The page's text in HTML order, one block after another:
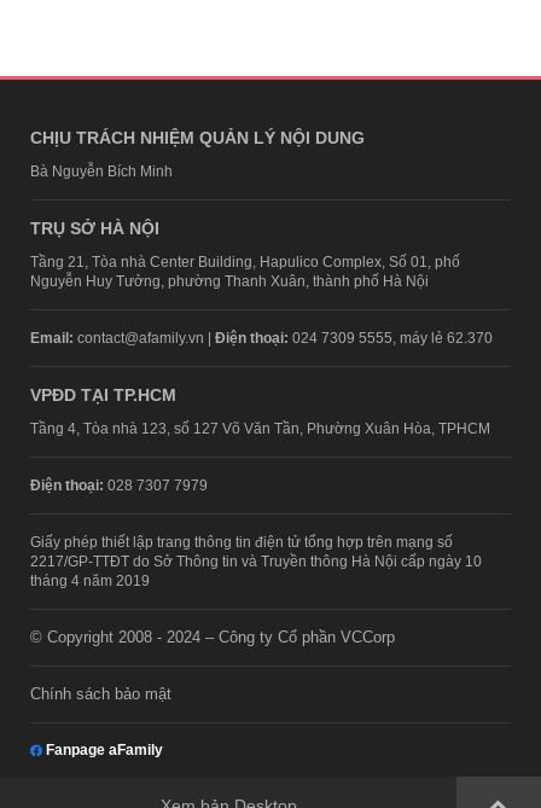
CHỊU TRÁCH NHIỆM QUẢN LÝ NỘI DUNG
Bà Nguyễn Bích Minh
TRỤ SỞ HÀ NỘI
Tầng 21, Tòa nhà Center Building, Hapulico Complex, Số 01, phố
Nguyễn Huy Tưởng, phường Thanh Xuân, thành phố Hà Nội
Email: contact@afamily.vn | Điện thoại: 024 7309 5555, máy lẻ 62.370
VPĐD TẠI TP.HCM
Tầng 4, Tòa nhà 123, số 127 Võ Văn Tần, Phường Xuân Hòa, TPHCM
Điện thoại: 028 7307 7979
Giấy phép thiết lập trang thông tin điện tử tổng hợp trên mạng số
2217/GP-TTĐT do Sở Thông tin và Truyền thông Hà Nội cấp ngày 10
tháng 4 năm 2019
© Copyright 2008 - 2024 – Công ty Cổ phần VCCorp
Chính sách bảo mật
Fanpage aFamily